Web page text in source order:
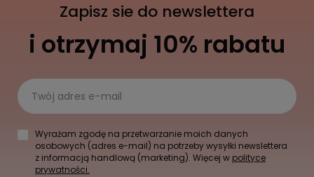
Zapisz sie do newslettera
i otrzymaj 10% rabatu
Twój adres e-mail
Wyrażam zgodę na przetwarzanie moich danych
osobowych (adres e-mail) na potrzeby wysyłki newslettera
z informacją handlową (marketing). Więcej w polityce
prywatności.